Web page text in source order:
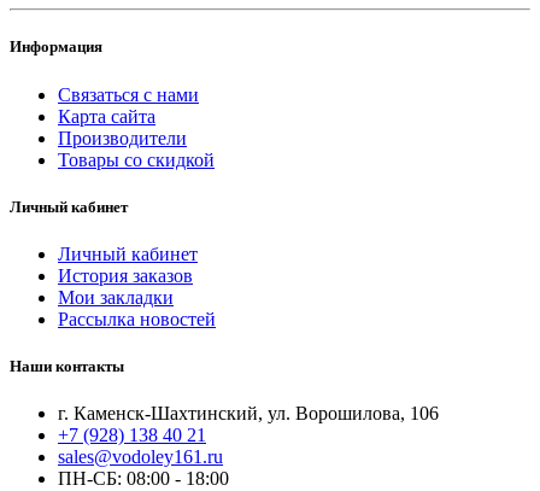
Информация
Связаться с нами
Карта сайта
Производители
Товары со скидкой
Личный кабинет
Личный кабинет
История заказов
Мои закладки
Рассылка новостей
Наши контакты
г. Каменск-Шахтинский, ул. Ворошилова, 106
+7 (928) 138 40 21
sales@vodoley161.ru
ПН-СБ: 08:00 - 18:00